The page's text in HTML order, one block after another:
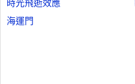
時光飛逝效應
海運門